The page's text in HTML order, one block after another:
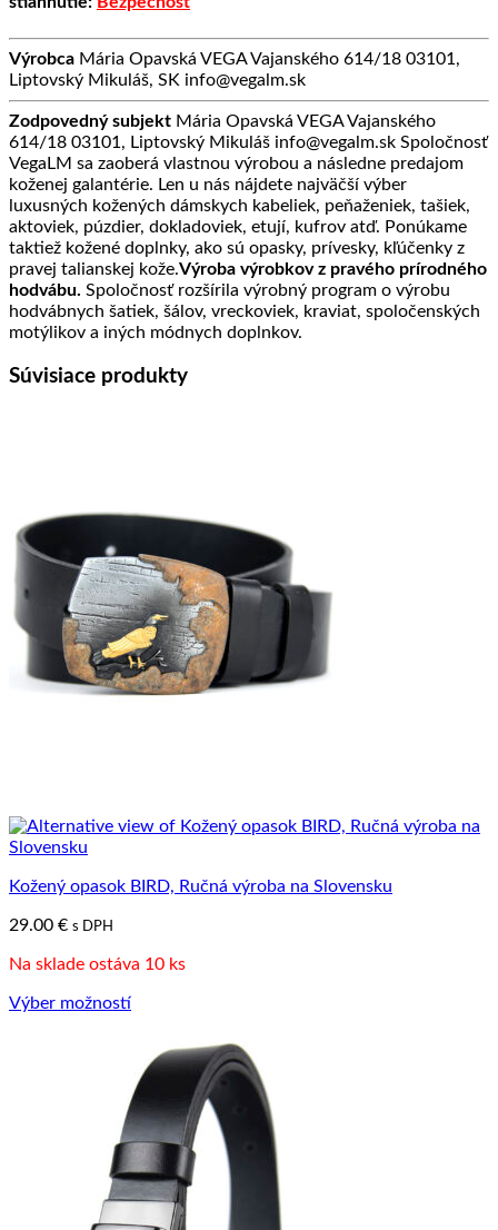
Výrobca Mária Opavská VEGA Vajanského 614/18 03101,
Liptovský Mikuláš, SK info@vegalm.sk
Zodpovedný subjekt Mária Opavská VEGA Vajanského
614/18 03101, Liptovský Mikuláš info@vegalm.sk Spoločnosť
VegaLM sa zaoberá vlastnou výrobou a následne predajom
koženej galantérie. Len u nás nájdete najväčší výber
luxusných kožených dámskych kabeliek, peňaženiek, tašiek,
aktoviek, púzdier, dokladoviek, etují, kufrov atď. Ponúkame
taktiež kožené doplnky, ako sú opasky, prívesky, kľúčenky z
pravej talianskej kože.Výroba výrobkov z pravého prírodného
hodvábu. Spoločnosť rozšírila výrobný program o výrobu
hodvábnych šatiek, šálov, vreckoviek, kraviat, spoločenských
motýlikov a iných módnych doplnkov.
Súvisiace produkty
Kožený opasok BIRD, Ručná výroba na Slovensku
29.00 € s DPH
Na sklade ostáva 10 ks
Výber možností